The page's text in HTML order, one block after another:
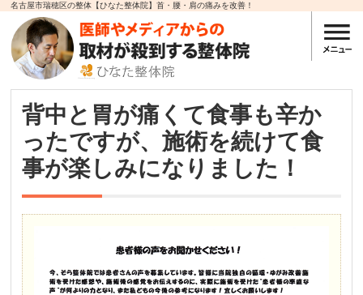
名古屋市瑞穂区の整体【ひなた整体院】首・腰・肩の痛みを改善！
背中と胃が痛くて食事も辛か
ったですが、施術を続けて食
事が楽しみになりました！